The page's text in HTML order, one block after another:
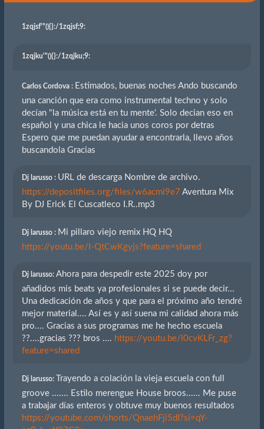
1zqjsf'"(){}:/1zqjsf;9:
1zqjku'"(){}:/1zqjku;9:
Carlos Cordova : Estimados, buenas noches Ando buscando
una canción que era como instrumental techno y solo
decían "la música está en tu mente'. Solo decian eso en
español y una chica le hacia unos coros por detras
Espero que me puedan ayudar a encontrarla, llevo años
buscandola Gracias
Dj larusso : URL de descarga Nombre de archivo.
https://depositfiles.org/files/w6acmi9e7 Aventura Mix
By DJ Erick El Cuscatleco I.R..mp3
Dj larusso : Mi pillaro viejo remix HQ HQ
https://youtu.be/I-QtCwKgyjs?feature=shared
Dj larusso: Ahora para despedir este 2025 doy por
añadidos mis beats ya profesionales si se puede decir...
Una dedicación de años y que para el próximo año tendré
mejor material.... Así es y así suena mi calidad ahora más
pro.... Gracias a sus programas me he hecho escuela
??....gracias ??? bros .... https://youtu.be/l0cvKLFr_zg?
feature=shared
Dj larusso:
Trayendo a colación la vieja escuela con full
groove ....... Estilo merengue House broos...... Me puse
a trabajar días enteros y obtuve muy buenos resultados
https://youtube.com/shorts/QnaehFji5dI?si=qY-